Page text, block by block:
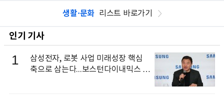
생활·문화 리스트 바로가기
인기 기사
1
삼성전자, 로봇 사업 미래성장 핵심
축으로 삼는다...보스턴다이내믹스 출